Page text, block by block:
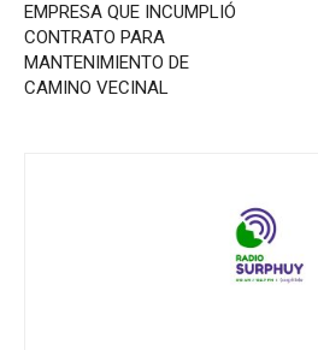
EMPRESA QUE INCUMPLIÓ
CONTRATO PARA
MANTENIMIENTO DE
CAMINO VECINAL